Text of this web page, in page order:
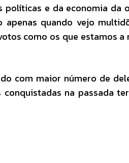
e da economia da
apenas quando vejo
como os que estamos a
com maior número de
na passada